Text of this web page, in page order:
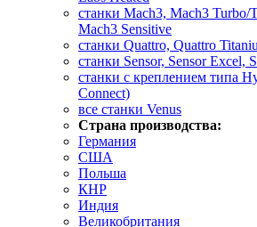
станки Mach3, Mach3 Turbo/
Mach3 Sensitive
станки Quattro, Quattro
станки Sensor, Sensor Excel,
станки с креплением типа
Connect)
все станки Venus
Страна производства:
Германия
США
Польша
КНР
Индия
Великобритания